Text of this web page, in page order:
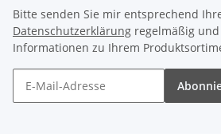
Bitte senden Sie mir entsprechend
Datenschutzerklärung regelmäßig
Informationen zu Ihrem